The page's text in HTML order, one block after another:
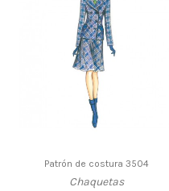
Patrón de costura 3504
Chaquetas